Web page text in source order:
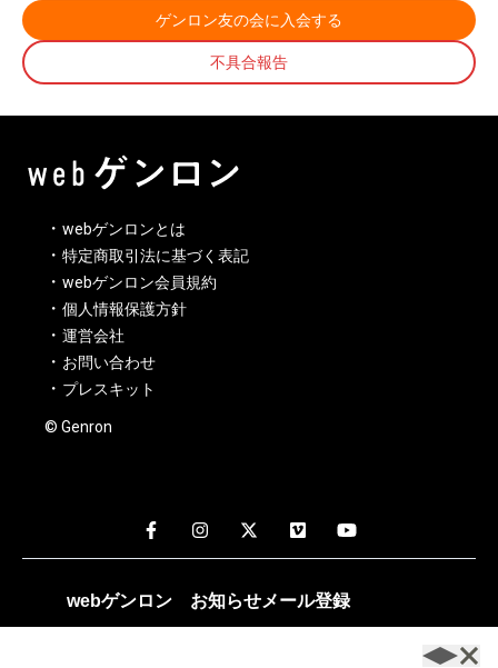
ゲンロン友の会に入会する
不具合報告
webゲンロンとは
特定商取引法に基づく表記
webゲンロン会員規約
個人情報保護方針
運営会社
お問い合わせ
プレスキット
© Genron
webゲンロン お知らせメール登録